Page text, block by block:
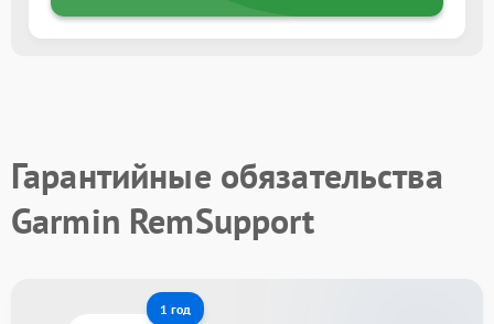
Гарантийные обязательства
Garmin RemSupport
1 год